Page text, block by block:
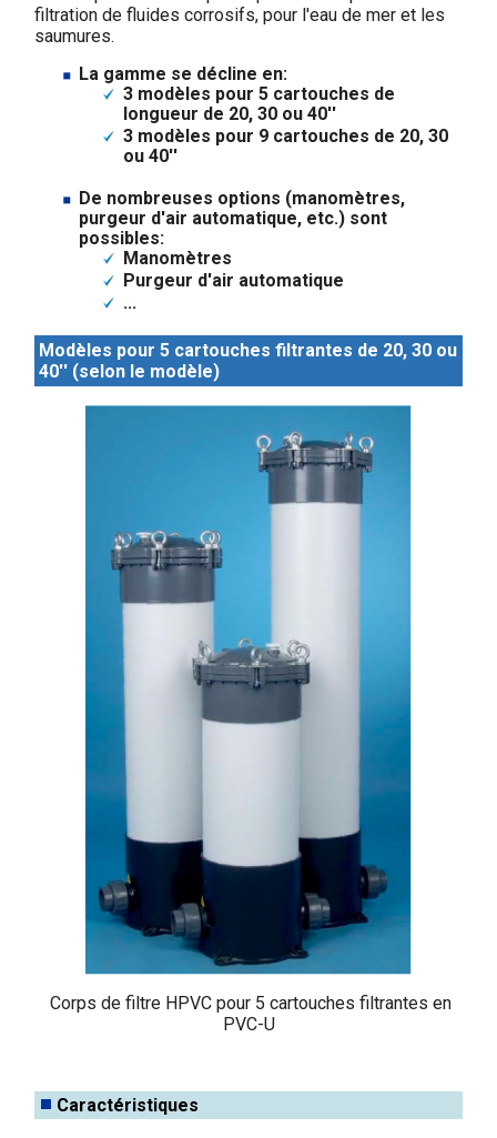
filtration de fluides corrosifs, pour l'eau de mer et les
saumures.
La gamme se décline en:
3 modèles pour 5 cartouches de
longueur de 20, 30 ou 40''
3 modèles pour 9 cartouches de 20, 30
ou 40''
De nombreuses options (manomètres,
purgeur d'air automatique, etc.) sont
possibles:
Manomètres
Purgeur d'air automatique
...
Modèles pour 5 cartouches filtrantes de 20, 30 ou
40'' (selon le modèle)
Corps de filtre HPVC pour 5 cartouches filtrantes en
PVC-U
Caractéristiques